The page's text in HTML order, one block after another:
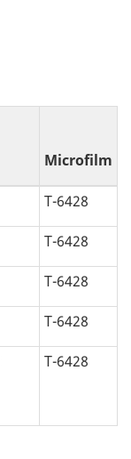
Microfilm
T-6428
T-6428
T-6428
T-6428
T-6428